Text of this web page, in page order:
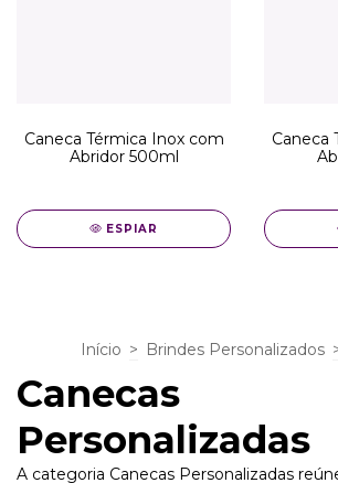
Caneca Térmica Inox com
Abridor 500ml
ESPIAR
Caneca
Início > Brindes Personalizados
Canecas
Personalizadas
A categoria Canecas Personalizadas